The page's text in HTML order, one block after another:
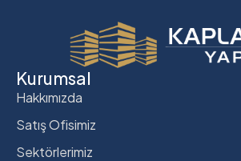
Kurumsal
Hakkımızda
Satış Ofisimiz
Sektörlerimiz